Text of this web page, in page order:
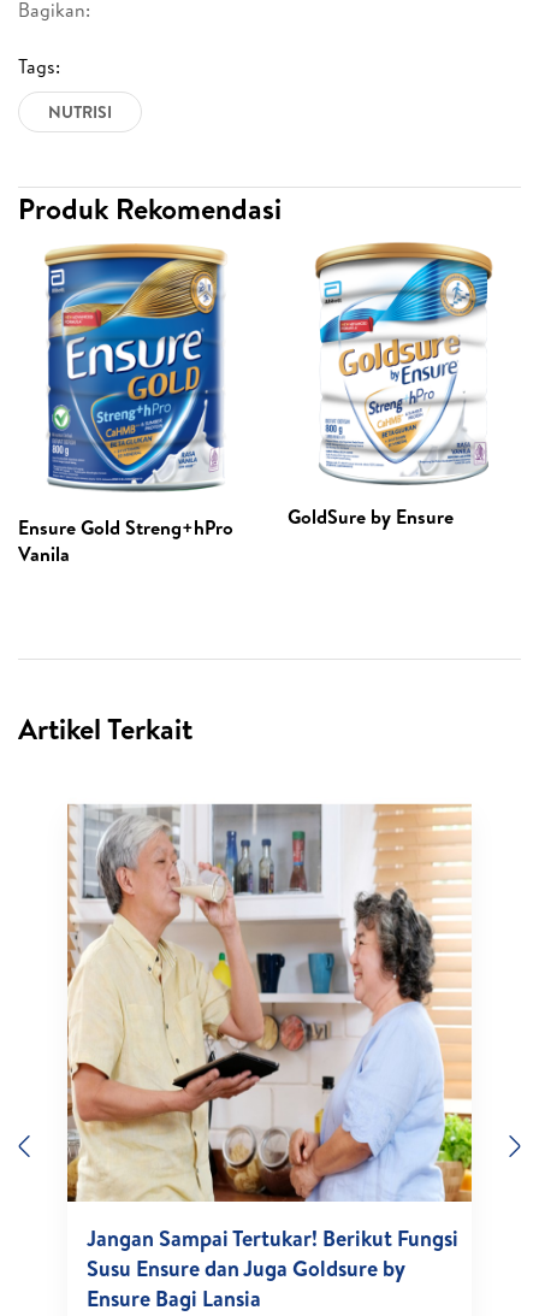
Bagikan:
Tags:
NUTRISI
Produk Rekomendasi
Ensure Gold Streng+hPro
Vanila
GoldSure by Ensure
Artikel Terkait
Previous
Jangan Sampai Tertukar! Berikut Fungsi
Susu Ensure dan Juga Goldsure by
Ensure Bagi Lansia